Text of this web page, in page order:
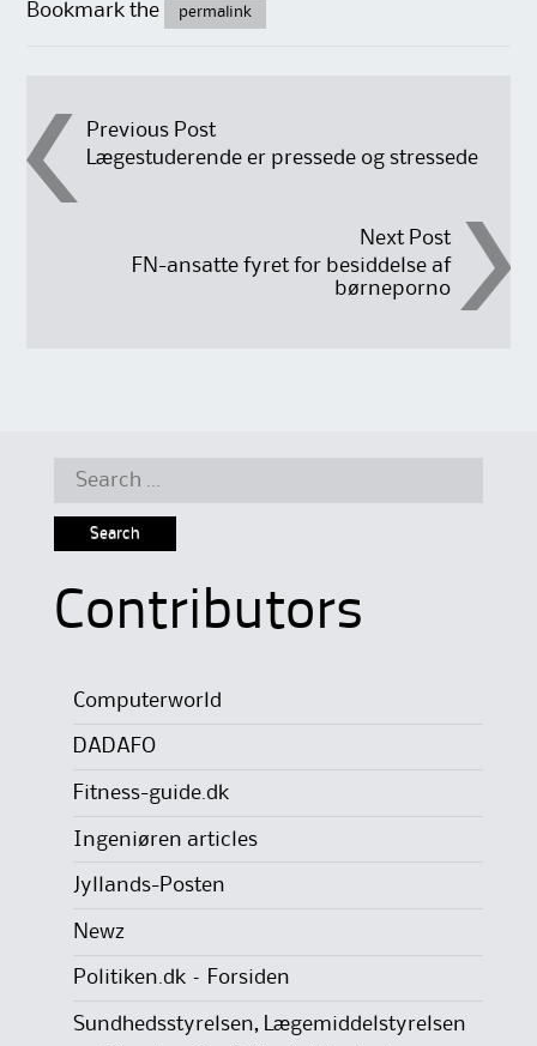
Bookmark the permalink
Post
navigation
Previous Post
Lægestuderende er pressede og stressede
Next Post
FN-ansatte fyret for besiddelse af
børneporno
Search
Contributors
Computerworld
DADAFO
Fitness-guide.dk
Ingeniøren articles
Jyllands-Posten
Newz
Politiken.dk – Forsiden
Sundhedsstyrelsen, Lægemiddelstyrelsen